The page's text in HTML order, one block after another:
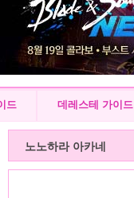
드 데레스테 가이드
노노하라 아카네